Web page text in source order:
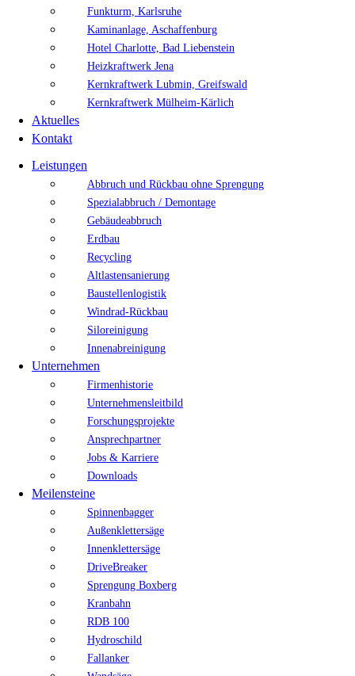
Funkturm, Karlsruhe
Kaminanlage, Aschaffenburg
Hotel Charlotte, Bad Liebenstein
Heizkraftwerk Jena
Kernkraftwerk Lubmin, Greifswald
Kernkraftwerk Mülheim-Kärlich
Aktuelles
Kontakt
Leistungen
Abbruch und Rückbau ohne Sprengung
Spezialabbruch / Demontage
Gebäudeabbruch
Erdbau
Recycling
Altlastensanierung
Baustellenlogistik
Windrad-Rückbau
Siloreinigung
Innenabreinigung
Unternehmen
Firmenhistorie
Unternehmensleitbild
Forschungsprojekte
Ansprechpartner
Jobs & Karriere
Downloads
Meilensteine
Spinnenbagger
Außenklettersäge
Innenklettersäge
DriveBreaker
Sprengung Boxberg
Kranbahn
RDB 100
Hydroschild
Fallanker